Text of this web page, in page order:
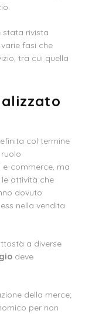
stata rivista
fasi che
tra cui quella
col termine
commerce, ma
attività che
dovuto
nella vendita
a diverse
deve
della merce;
per non